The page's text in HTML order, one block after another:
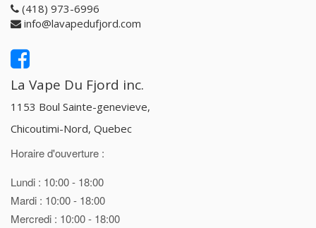
(418) 973-6996
info@lavapedufjord.com
La Vape Du Fjord inc.
1153 Boul Sainte-genevieve,
Chicoutimi-Nord, Quebec
Horaire d'ouverture :
Lundi : 10:00 - 18:00
Mardi : 10:00 - 18:00
Mercredi : 10:00 - 18:00